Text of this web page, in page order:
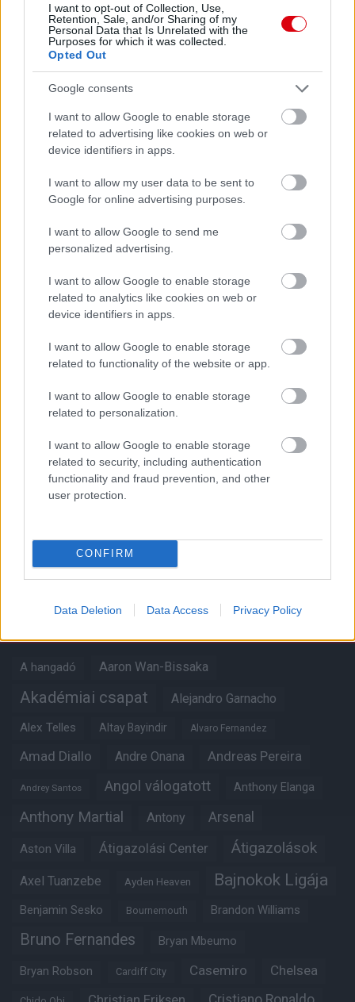
I want to opt-out of Collection, Use,
Retention, Sale, and/or Sharing of my
Personal Data that Is Unrelated with the
Purposes for which it was collected.
Opted Out
Google consents
I want to allow Google to enable storage
related to advertising like cookies on web or
device identifiers in apps.
I want to allow my user data to be sent to
Google for online advertising purposes.
I want to allow Google to send me
personalized advertising.
I want to allow Google to enable storage
related to analytics like cookies on web or
device identifiers in apps.
I want to allow Google to enable storage
related to functionality of the website or app.
I want to allow Google to enable storage
related to personalization.
I want to allow Google to enable storage
related to security, including authentication
functionality and fraud prevention, and other
user protection.
CONFIRM
Data Deletion Data Access Privacy Policy
Paris Saint-Germainvs
Manchester United
Nya Ullevi, Göteborg
2026-08-08 17:00
AC Milan vsManchester United2026-08-15 18:00
ELŐZŐ MÉRKŐZÉSEK
a ManUtdFanatics.hu működését!
Címkék
A hangadó Aaron Wan-Bissaka
Akadémiai csapat Alejandro Garnacho
Alex Telles Altay Bayindir Alvaro Fernandez
Amad Diallo Andre Onana Andreas Pereira
Andrey Santos Angol válogatott Anthony Elanga
Anthony Martial Antony Arsenal
Aston Villa Átigazolási Center Átigazolások
Axel Tuanzebe Ayden Heaven Bajnokok Ligája
Benjamin Sesko Bournemouth Brandon Williams
Bruno Fernandes Bryan Mbeumo
Bryan Robson Cardiff City Casemiro Chelsea